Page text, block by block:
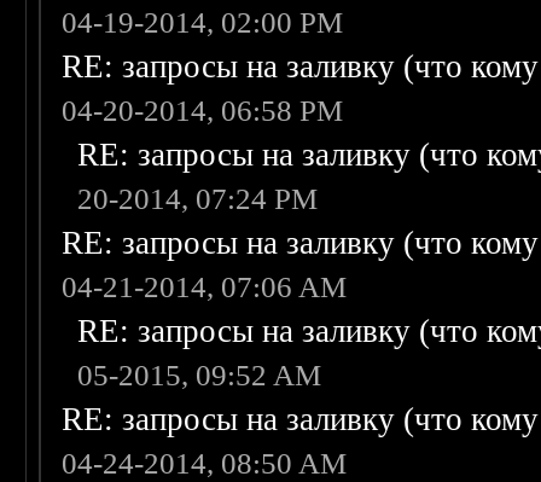
04-19-2014, 02:00 PM
RE: запросы на заливку (что
04-20-2014, 06:58 PM
RE: запросы на заливку (что
20-2014, 07:24 PM
RE: запросы на заливку (что
04-21-2014, 07:06 AM
RE: запросы на заливку (что
05-2015, 09:52 AM
RE: запросы на заливку (что
04-24-2014, 08:50 AM